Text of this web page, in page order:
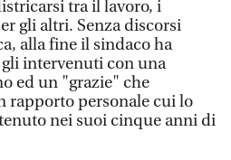
tra il lavoro, i
gli altri. Senza discorsi
alla fine il sindaco ha
intervenuti con una
ed un "grazie" che
rapporto personale cui lo
nei suoi cinque anni di